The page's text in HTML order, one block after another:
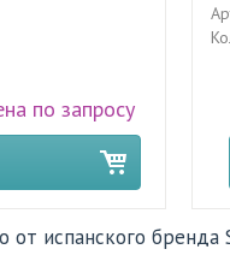
по запросу
от испанского